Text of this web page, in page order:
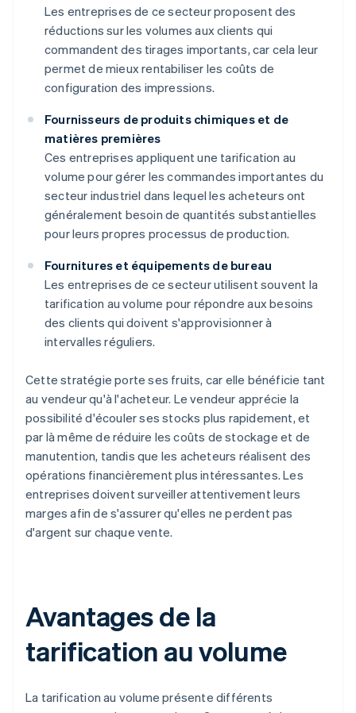
Les entreprises de ce secteur proposent des
réductions sur les volumes aux clients qui
commandent des tirages importants, car cela leur
permet de mieux rentabiliser les coûts de
configuration des impressions.
Fournisseurs de produits chimiques et de
matières premières
Ces entreprises appliquent une tarification au
volume pour gérer les commandes importantes du
secteur industriel dans lequel les acheteurs ont
généralement besoin de quantités substantielles
pour leurs propres processus de production.
Fournitures et équipements de bureau
Les entreprises de ce secteur utilisent souvent la
tarification au volume pour répondre aux besoins
des clients qui doivent s'approvisionner à
intervalles réguliers.
Cette stratégie porte ses fruits, car elle bénéficie tant
au vendeur qu'à l'acheteur. Le vendeur apprécie la
possibilité d'écouler ses stocks plus rapidement, et
par là même de réduire les coûts de stockage et de
manutention, tandis que les acheteurs réalisent des
opérations financièrement plus intéressantes. Les
entreprises doivent surveiller attentivement leurs
marges afin de s'assurer qu'elles ne perdent pas
d'argent sur chaque vente.
Avantages de la
tarification au volume
La tarification au volume présente différents